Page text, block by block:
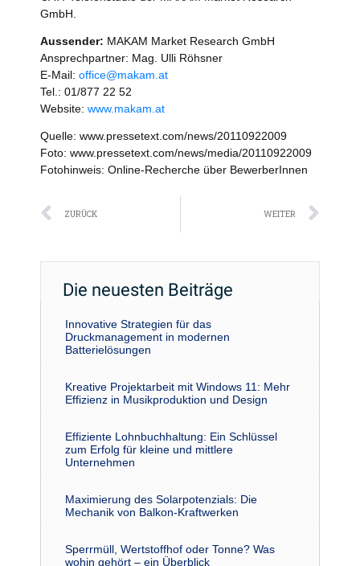
GmbH.
Aussender: MAKAM Market Research GmbH
Ansprechpartner: Mag. Ulli Röhsner
E-Mail: office@makam.at
Tel.: 01/877 22 52
Website: www.makam.at
Quelle: www.pressetext.com/news/20110922009
Foto: www.pressetext.com/news/media/20110922009
Fotohinweis: Online-Recherche über BewerberInnen
Zurück
ZURÜCK WEITER
Die neuesten Beiträge
Innovative Strategien für das
Druckmanagement in modernen
Batterielösungen
Kreative Projektarbeit mit Windows 11: Mehr
Effizienz in Musikproduktion und Design
Effiziente Lohnbuchhaltung: Ein Schlüssel
zum Erfolg für kleine und mittlere
Unternehmen
Maximierung des Solarpotenzials: Die
Mechanik von Balkon-Kraftwerken
Sperrmüll, Wertstoffhof oder Tonne? Was
wohin gehört – ein Überblick